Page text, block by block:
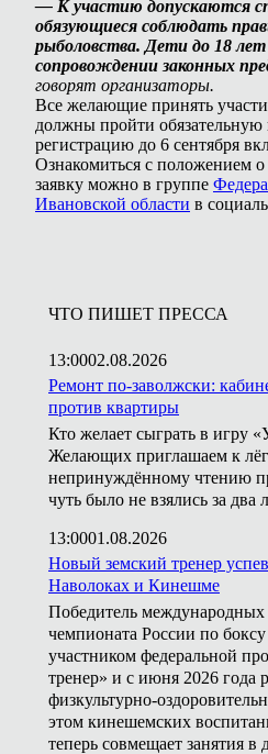
— К участию допускаются
обязующиеся соблюдать
рыболовства. Дети до 18
сопровождении законных
говорят организаторы.
Все желающие принять
должны пройти обязательную
регистрацию до 6 сентября
Ознакомиться с положением
заявку можно в группе
Ивановской области в
ЧТО ПИШЕТ ПРЕССА
13:0002.08.2026
Ремонт по-заволжски:
против квартиры
Кто желает сыграть в игру
Желающих приглашаем к
непринуждённому чтению
чуть было не взялись за
13:0001.08.2026
Новый земский тренер
Наволоках и Кинешме
Победитель международных
чемпионата России по
участником федеральной
тренер» и с июня 2026 года
физкультурно-
этом кинешемских
теперь совмещает занятия в